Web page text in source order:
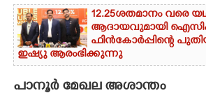
12.25ശതമാനം വരെ
ആദായവുമായി
ഫിൻകോർപ്പിന്റെ
ഇഷ്യു ആരംഭിക്കുന്നു
പാനൂർ മേഖല അശാന്തം